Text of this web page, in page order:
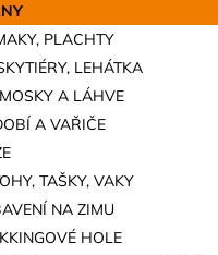
PLACHTY
LEHÁTKA
A LÁHVE
A VAŘIČE
TAŠKY, VAKY
NA ZIMU
HOLE